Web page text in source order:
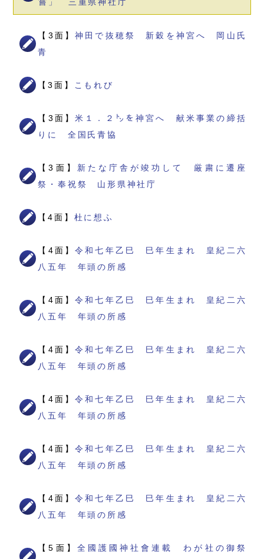
【3面】神田で抜穂祭 新穀を神宮へ 岡山氏
青
【3面】 こもれび
【3面】米１．２㌧を神宮へ 献米事業の締括
りに 全国氏青協
【3面】 新たな庁舎が竣功して 厳粛に遷座
祭・奉祝祭 山形県神社庁
【4面】 杜に想ふ
【4面】令和七年乙巳 巳年生まれ 皇紀二六
八五年 年頭の所感
【4面】令和七年乙巳 巳年生まれ 皇紀二六
八五年 年頭の所感
【4面】令和七年乙巳 巳年生まれ 皇紀二六
八五年 年頭の所感
【4面】令和七年乙巳 巳年生まれ 皇紀二六
八五年 年頭の所感
【4面】令和七年乙巳 巳年生まれ 皇紀二六
八五年 年頭の所感
【4面】令和七年乙巳 巳年生まれ 皇紀二六
八五年 年頭の所感
【5面】 全國護國神社會連載 わが社の御祭